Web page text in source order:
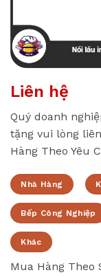
Liên hệ
Quý doanh
tặng vui lòng
Hàng Theo Yêu
Nhà Hàng
Bếp Công Nghiệp
Khác
Mua Hàng Theo